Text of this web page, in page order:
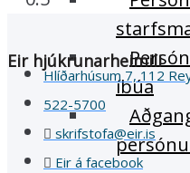
íbúa
Eir hjúkrunarheimili
Hlíðarhúsum 7, 112
522-5700
skrifstofa@eir.is
Eir á facebook